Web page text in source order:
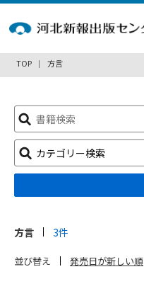
TOP 方言
検
索:
カテゴリー検索
方言 3件
並び替え 発売日が新しい順